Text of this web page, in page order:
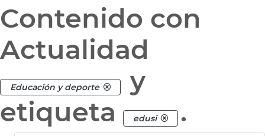
Contenido con
Actualidad
Educación y deporte
y
etiqueta
edusi .